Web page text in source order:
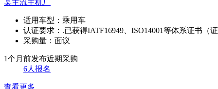
某主流主机厂
适用车型： 乘用车
认证要求： .已获得IATF16949、ISO14001等体系证书（
采购量： 面议
1个月前发布近期采购
6人报名
查看更多